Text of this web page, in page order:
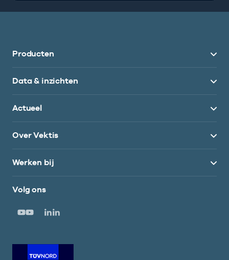
Producten
Data & inzichten
Actueel
Over Vektis
Werken bij
Volg ons